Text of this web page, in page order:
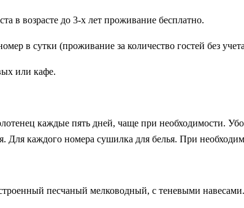
в возрасте до 3-х лет проживание бесплатно.
в сутки (проживание за количество гостей без
или кафе.
каждые пять дней, чаще при необходимости.
Для каждого номера сушилка для белья. При
песчаный мелководный, с теневыми